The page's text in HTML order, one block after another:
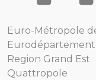
Euro-Métropole
Region Grand Est
Quattropole